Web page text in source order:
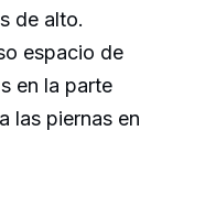
de alto.
espacio de
en la parte
las piernas en